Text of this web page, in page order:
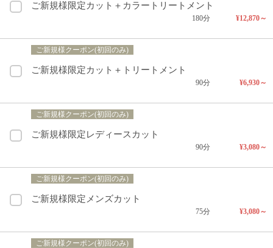
ご新規様限定カット＋カラートリートメント
180分 ¥12,870～
ご新規様クーポン(初回のみ)
ご新規様限定カット＋トリートメント
90分 ¥6,930～
ご新規様クーポン(初回のみ)
ご新規様限定レディースカット
90分 ¥3,080～
ご新規様クーポン(初回のみ)
ご新規様限定メンズカット
75分 ¥3,080～
ご新規様クーポン(初回のみ)